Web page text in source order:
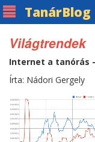
TanárBlog
Világtrendek
Internet a tanórás
Írta: Nádori Gergely